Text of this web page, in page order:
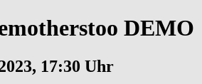
DEMO
17:30 Uhr